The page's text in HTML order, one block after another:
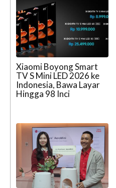
Xiaomi Boyong Smart
TV S Mini LED 2026 ke
Indonesia, Bawa Layar
Hingga 98 Inci